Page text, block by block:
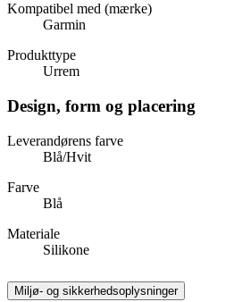
Kompatibel med (mærke)
Garmin
Produkttype
Urrem
Design, form og placering
Leverandørens farve
Blå/Hvit
Farve
Blå
Materiale
Silikone
Miljø- og sikkerhedsoplysninger